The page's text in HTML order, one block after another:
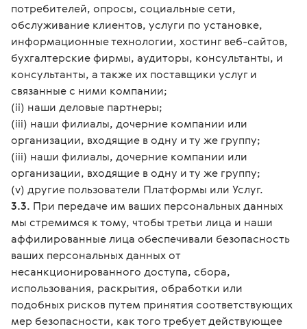
потребителей, опросы, социальные сети,
обслуживание клиентов, услуги по установке,
информационные технологии, хостинг веб-сайтов,
бухгалтерские фирмы, аудиторы, консультанты, и
консультанты, а также их поставщики услуг и
связанные с ними компании;
(ii) наши деловые партнеры;
(iii) наши филиалы, дочерние компании или
организации, входящие в одну и ту же группу;
(iii) наши филиалы, дочерние компании или
организации, входящие в одну и ту же группу;
(v) другие пользователи Платформы или Услуг.
3.3. При передаче им ваших персональных данных
мы стремимся к тому, чтобы третьи лица и наши
аффилированные лица обеспечивали безопасность
ваших персональных данных от
несанкционированного доступа, сбора,
использования, раскрытия, обработки или
подобных рисков путем принятия соответствующих
мер безопасности, как того требует действующее